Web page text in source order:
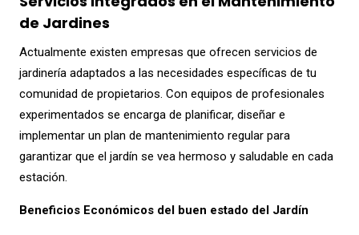
de Jardines
Actualmente existen empresas que ofrecen servicios de
jardinería adaptados a las necesidades específicas de tu
comunidad de propietarios. Con equipos de profesionales
experimentados se encarga de planificar, diseñar e
implementar un plan de mantenimiento regular para
garantizar que el jardín se vea hermoso y saludable en cada
estación.
Beneficios Económicos del buen estado del Jardín